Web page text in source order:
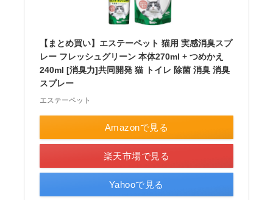
【まとめ買い】エステーペット 猫用 実感消臭スプ
レー フレッシュグリーン 本体270ml + つめかえ
240ml [消臭力]共同開発 猫 トイレ 除菌 消臭 消臭
スプレー
エステーペット
Amazonで見る
楽天市場で見る
Yahooで見る